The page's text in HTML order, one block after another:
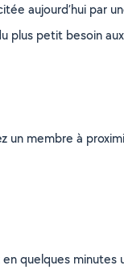
aujourd’hui par
plus petit besoin
un membre à
quelques